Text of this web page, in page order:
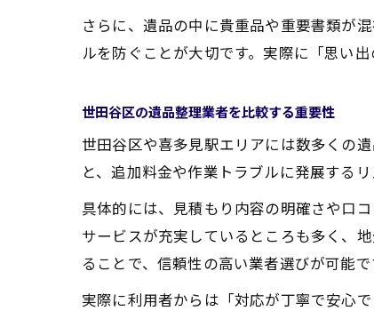
さらに、遺品の中に貴重品や重要書類が
ルを防ぐことが大切です。実際に「思い
世田谷区の遺品整理業者を比較する重要性
世田谷区や喜多見駅エリアには数多くの
と、追加料金や作業トラブルに発展する
具体的には、見積もり内容の明確さや口
サービスが充実しているところも多く、
ることで、信頼性の高い業者選びが可能で
実際に利用者からは「対応が丁寧で安心